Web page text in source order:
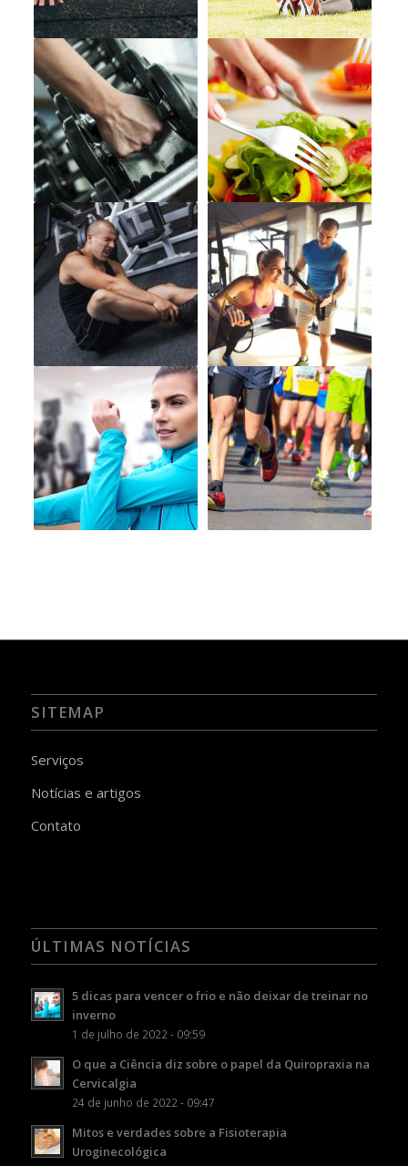
SITEMAP
Serviços
Notícias e artigos
Contato
ÚLTIMAS NOTÍCIAS
5 dicas para vencer o frio e não deixar de treinar no
inverno
1 de julho de 2022 - 09:59
O que a Ciência diz sobre o papel da Quiropraxia na
Cervicalgia
24 de junho de 2022 - 09:47
Mitos e verdades sobre a Fisioterapia
Uroginecológica